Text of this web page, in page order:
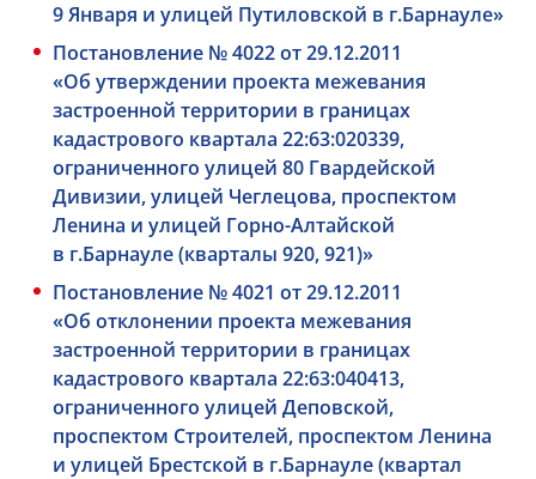
9 Января и улицей Путиловской в г.Барнауле»
Постановление № 4022 от 29.12.2011
«Об утверждении проекта межевания
застроенной территории в границах
кадастрового квартала 22:63:020339,
ограниченного улицей 80 Гвардейской
Дивизии, улицей Чеглецова, проспектом
Ленина и улицей Горно-Алтайской
в г.Барнауле (кварталы 920, 921)»
Постановление № 4021 от 29.12.2011
«Об отклонении проекта межевания
застроенной территории в границах
кадастрового квартала 22:63:040413,
ограниченного улицей Деповской,
проспектом Строителей, проспектом Ленина
и улицей Брестской в г.Барнауле (квартал